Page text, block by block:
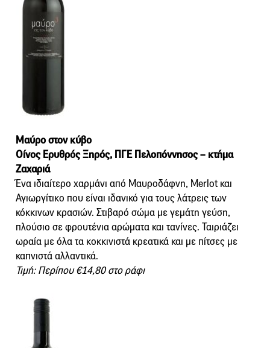
Μαύρο στον κύβο
Οίνος Ερυθρός Ξηρός, ΠΓΕ Πελοπόννησος – κτήμα
Ζαχαριά
Ένα ιδιαίτερο χαρμάνι από Μαυροδάφνη, Merlot και
Αγιωργίτικο που είναι ιδανικό για τους λάτρεις των
κόκκινων κρασιών. Στιβαρό σώμα με γεμάτη γεύση,
πλούσιο σε φρουτένια αρώματα και τανίνες. Ταιριάζει
ωραία με όλα τα κοκκινιστά κρεατικά και με πίτσες με
καπνιστά αλλαντικά.
Τιμή: Περίπου €14,80 στο ράφι